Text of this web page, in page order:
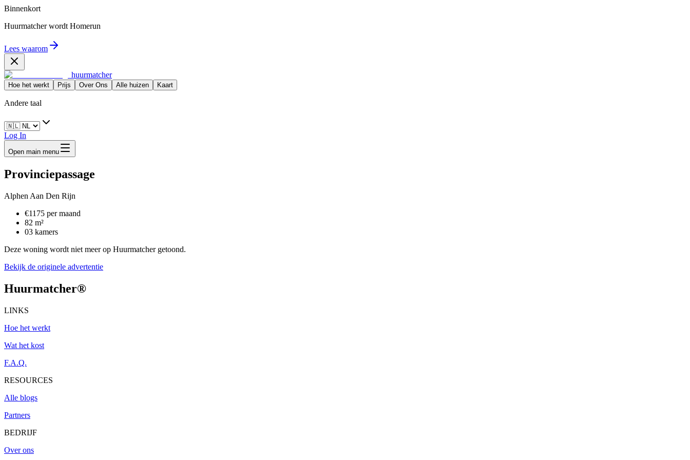
Binnenkort
Huurmatcher wordt Homerun
Lees waarom
huurmatcher
Hoe het werkt Prijs Over Ons Alle huizen Kaart
Andere taal
Log In
Open main menu
Provinciepassage
Alphen Aan Den Rijn
€1175 per maand
82 m²
03 kamers
Deze woning wordt niet meer op Huurmatcher getoond.
Bekijk de originele advertentie
Huurmatcher®
LINKS
Hoe het werkt
Wat het kost
F.A.Q.
RESOURCES
Alle blogs
Partners
BEDRIJF
Over ons